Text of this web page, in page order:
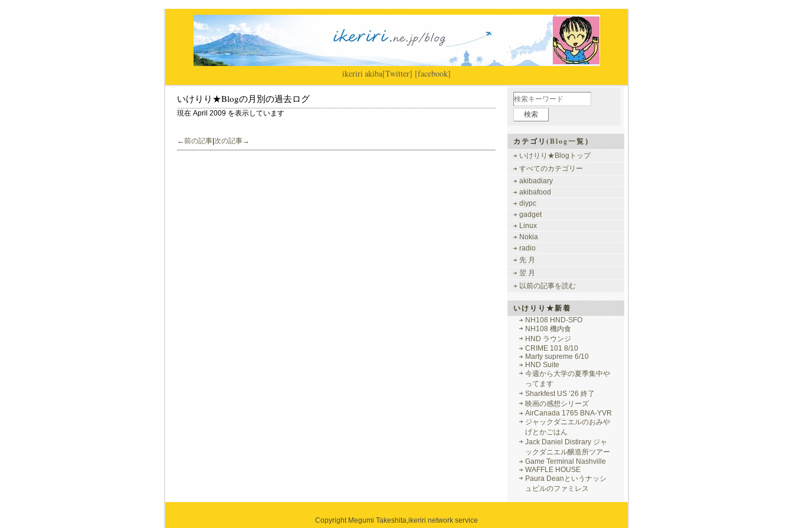
ikeriri|akiba[Twitter] [facebook]
いけりり★Blogの月別の過去ログ
現在 April 2009 を表示しています
←前の記事 次の記事→ カテゴリ(Blog一覧）
いけりり★Blogトップ
すべてのカテゴリー
akibadiary
akibafood
diypc
gadget
Linux
Nokia
radio
先 月
翌 月
以前の記事を読む
いけりり★新着
NH108 HND-SFO
NH108 機内食
HND ラウンジ
CRIME 101 8/10
Marty supreme 6/10
HND Suite
今週から大学の夏季集中や
ってます
Sharkfest US ‘26 終了
映画の感想シリーズ
AirCanada 1765 BNA-YVR
ジャックダニエルのおみや
げとかごはん
Jack Daniel Distirary ジャ
ックダニエル醸造所ツアー
Game Terminal Nashville
WAFFLE HOUSE
Paura Deanというナッシ
ュビルのファミレス
Copyright Megumi Takeshita,ikeriri network service